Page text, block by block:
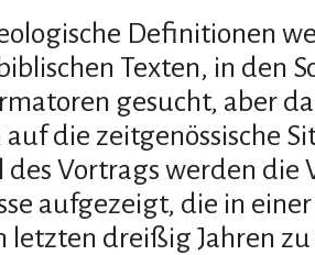
Definitionen
Texten, in den
gesucht, aber
auf die zeitgenössische
des Vortrags werden
aufgezeigt, die in
letzten dreißig Jahren